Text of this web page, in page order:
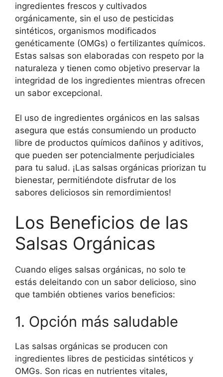
ingredientes frescos y cultivados
orgánicamente, sin el uso de pesticidas
sintéticos, organismos modificados
genéticamente (OMGs) o fertilizantes químicos.
Estas salsas son elaboradas con respeto por la
naturaleza y tienen como objetivo preservar la
integridad de los ingredientes mientras ofrecen
un sabor excepcional.
El uso de ingredientes orgánicos en las salsas
asegura que estás consumiendo un producto
libre de productos químicos dañinos y aditivos,
que pueden ser potencialmente perjudiciales
para tu salud. ¡Las salsas orgánicas priorizan tu
bienestar, permitiéndote disfrutar de los
sabores deliciosos sin remordimientos!
Los Beneficios de las
Salsas Orgánicas
Cuando eliges salsas orgánicas, no solo te
estás deleitando con un sabor delicioso, sino
que también obtienes varios beneficios:
1. Opción más saludable
Las salsas orgánicas se producen con
ingredientes libres de pesticidas sintéticos y
OMGs. Son ricas en nutrientes vitales,